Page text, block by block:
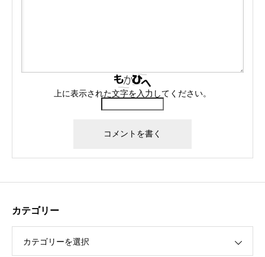
上に表示された文字を入力してください。
カテゴリー
カテゴリーを選択